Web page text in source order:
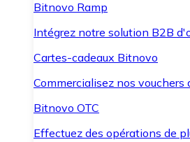
Bitnovo Ramp
Intégrez notre solution B2B
Cartes-cadeaux Bitnovo
Commercialisez nos
Bitnovo OTC
Effectuez des opérations de